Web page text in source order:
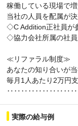
稼働している現場で
当社の人員を配属が決
◇C Addition正社員が
◇協力会社所属の社員
≪リファラル制度≫
あなたの知り合いが
毎月1人あたり2万円
実際の給与例